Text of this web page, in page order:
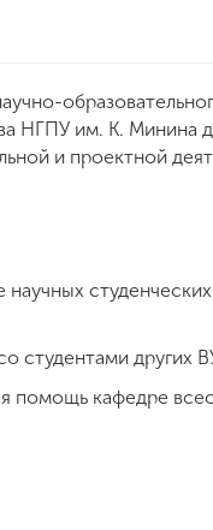
НГПУ им. К. Минина
и проектной
научных
студентами других
помощь кафедре